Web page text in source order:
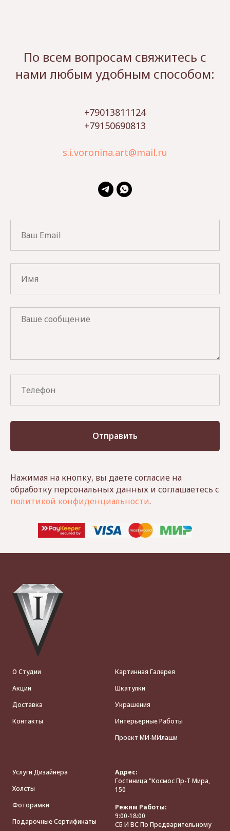
По всем вопросам свяжитесь с
нами любым удобным способом:
+79013811124
+79150690813
s.i.voronina.art@mail.ru
Отправить
Нажимая на кнопку, вы даете согласие на
обработку персональных данных и соглашаетесь c
политикой конфиденциальности.
О Студии
Акции
Доставка
Контакты
Картинная Галерея
Шкатулки
Украшения
Интерьерные Работы
Проект МИ-МИлаши
Услуги Дизайнера
Холсты
Фоторамки
Подарочные Сертификаты
Адрес:
Гостиница "Космос Пр-Т Мира,
150
Режим Работы:
9:00-18:00
СБ И ВС По Предварительному